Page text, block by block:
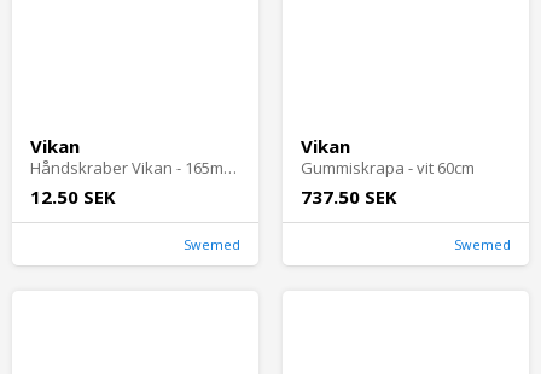
Vikan
Håndskraber Vikan - 165mm hvid fleksibel
12.50 SEK
Swemed
Vikan
Gummiskrapa - vit 60cm
737.50 SEK
Swemed